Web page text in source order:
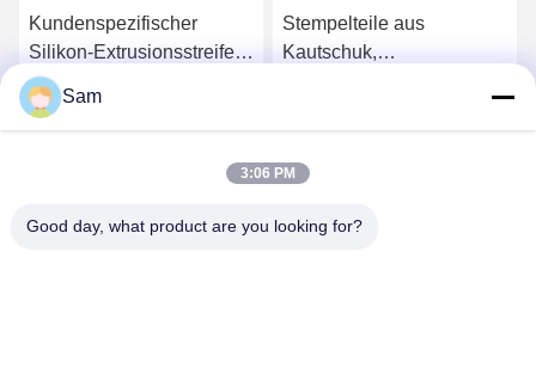
Kundenspezifischer
Silikon-Extrusionsstreifen
für Abdichtung und
Isolierung
Stempelteile aus
Kautschuk,
Klebstoff
Sam
3:06 PM
Good day, what product are you looking for?